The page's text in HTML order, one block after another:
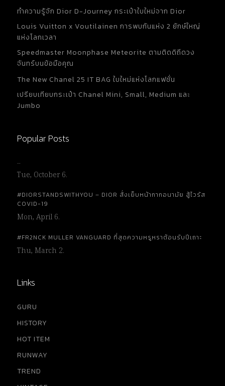
ความเสียหายจากช่าง รวมถึงการสลับอะไหล่อีกด้วย 7.
การป้องกันจากสารเคมี หลีกเลี่ยงการสัมผัสสินค้ากับ
น้ำหอม สเปรย์ หรือ ผลิตภัณฑ์ที่มีสารเคมีที่อาจทำให้
วัสดุเสียหาย...
ทำความรู้จัก Dior D-Journey กระเป๋าใบใหม่จาก Dior
Louis Vuitton x Voutilainen การพบกันแห่ง 2 ยักษ์ใหญ่
แห่งโลกเวลา
Speedmaster Moonphase Meteorite ตามติดดิถีดวง
จันทร์บนข้อมือคุณ
The New Chanel 25 IT BAG ใบใหม่แห่งโลกแฟชั่น
เปรียบเทียบกระเป๋า Chanel Mini, Small, Medium และ
Jumbo
Popular Posts
…
Tue, October 6.
#DIORSTANDSWITHYOU – DIOR สั่งเย็บหน้ากากอนามัย สู้ไวรัส
COVID-19
Mon, April 6.
#FR2NCK MULLER VANGUARD ที่สุดความหรูหราต้อนรับปีเถาะ
Thu, March 2.
Links
GURU
HISTORY
HOT ITEM
RUNWAY
TREND